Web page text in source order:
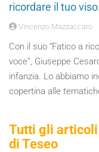
ricordare il tuo
Vincenzo Mazzaccaro
Con il suo “Fatico a
voce”, Giuseppe
infanzia. Lo abbiamo
copertina alle
Tutti gli
di Teseo